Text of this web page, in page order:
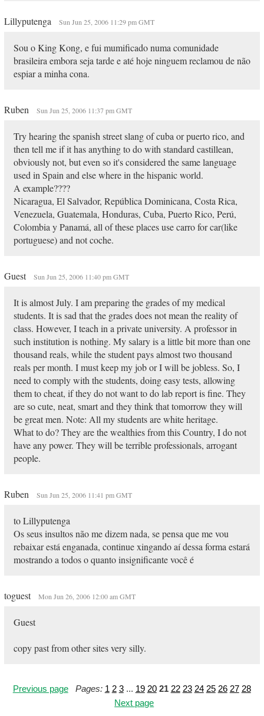
Lillyputenga Sun Jun 25, 2006 11:29 pm GMT
Sou o King Kong, e fui mumificado numa comunidade
brasileira embora seja tarde e até hoje ninguem reclamou de não
espiar a minha cona.
Ruben Sun Jun 25, 2006 11:37 pm GMT
Try hearing the spanish street slang of cuba or puerto rico, and
then tell me if it has anything to do with standard castillean,
obviously not, but even so it's considered the same language
used in Spain and else where in the hispanic world.
A example????
Nicaragua, El Salvador, República Dominicana, Costa Rica,
Venezuela, Guatemala, Honduras, Cuba, Puerto Rico, Perú,
Colombia y Panamá, all of these places use carro for car(like
portuguese) and not coche.
Guest Sun Jun 25, 2006 11:40 pm GMT
It is almost July. I am preparing the grades of my medical
students. It is sad that the grades does not mean the reality of
class. However, I teach in a private university. A professor in
such institution is nothing. My salary is a little bit more than one
thousand reals, while the student pays almost two thousand
reals per month. I must keep my job or I will be jobless. So, I
need to comply with the students, doing easy tests, allowing
them to cheat, if they do not want to do lab report is fine. They
are so cute, neat, smart and they think that tomorrow they will
be great men. Note: All my students are white heritage.
What to do? They are the wealthies from this Country, I do not
have any power. They will be terrible professionals, arrogant
people.
Ruben Sun Jun 25, 2006 11:41 pm GMT
to Lillyputenga
Os seus insultos não me dizem nada, se pensa que me vou
rebaixar está enganada, continue xingando aí dessa forma estará
mostrando a todos o quanto insignificante você é
toguest Mon Jun 26, 2006 12:00 am GMT
Guest
copy past from other sites very silly.
Previous page Pages: 1 2 3... 19 20 21 22 23 24 25 26 27 28
Next page